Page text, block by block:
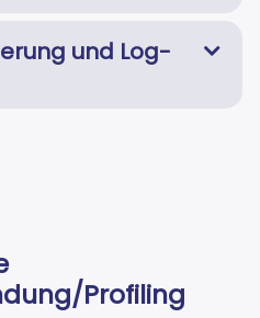
und Log-
Profiling